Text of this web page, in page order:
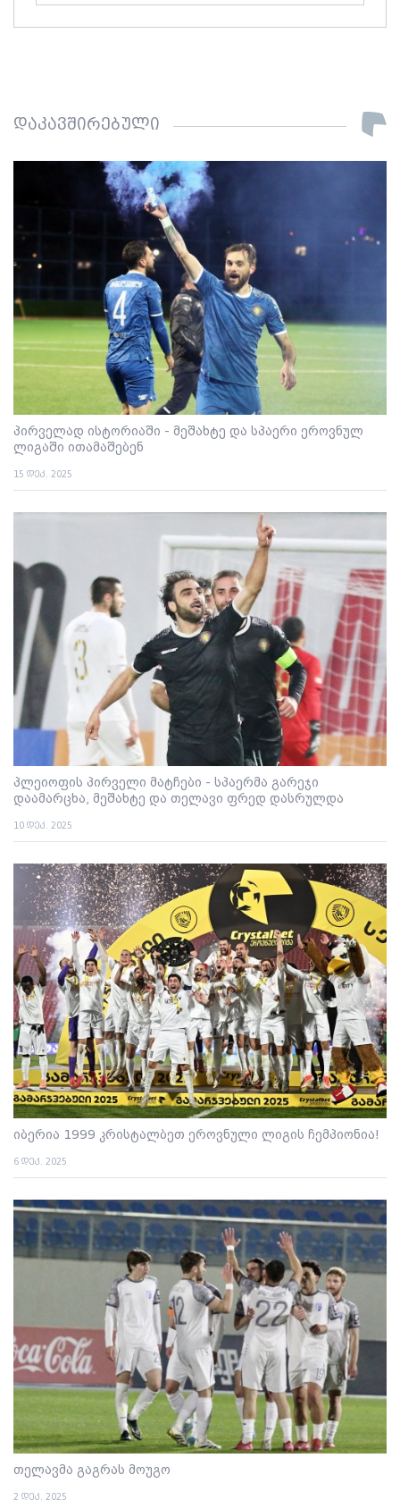
დაკავშირებული
პირველად ისტორიაში - მეშახტე და სპაერი ეროვნულ
ლიგაში ითამაშებენ
15 დეკ. 2025
პლეიოფის პირველი მატჩები - სპაერმა გარეჯი
დაამარცხა, მეშახტე და თელავი ფრედ დასრულდა
10 დეკ. 2025
იბერია 1999 კრისტალბეთ ეროვნული ლიგის ჩემპიონია!
6 დეკ. 2025
თელავმა გაგრას მოუგო
2 დეკ. 2025